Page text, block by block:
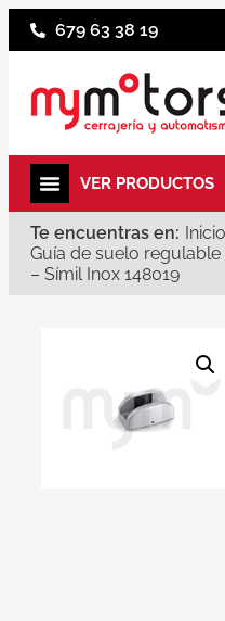
679 63 38 19
Te encuentras en: Inicio
Guía de suelo
– Símil Inox 148019